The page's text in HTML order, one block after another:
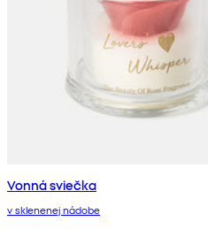
Vonná sviečka
v sklenenej nádobe